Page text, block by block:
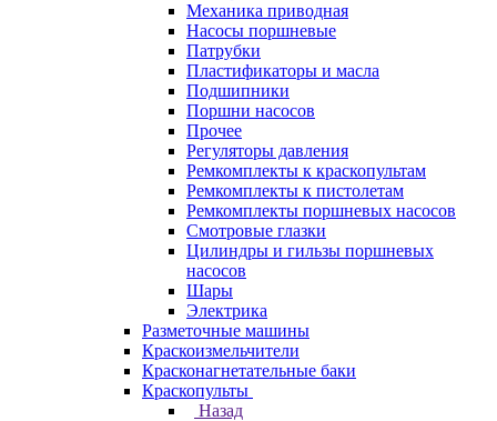
Механика приводная
Насосы поршневые
Патрубки
Пластификаторы и масла
Подшипники
Поршни насосов
Прочее
Регуляторы давления
Ремкомплекты к краскопультам
Ремкомплекты к пистолетам
Ремкомплекты поршневых насосов
Смотровые глазки
Цилиндры и гильзы поршневых
насосов
Шары
Электрика
Разметочные машины
Краскоизмельчители
Красконагнетательные баки
Краскопульты
Назад